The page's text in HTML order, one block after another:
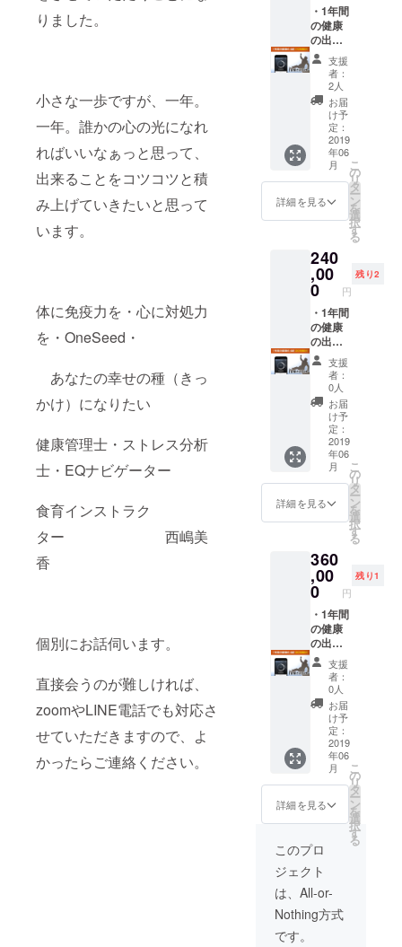
りました。
小さな一歩ですが、一年。
一年。誰かの心の光になれ
ればいいなぁっと思って、
出来ることをコツコツと積
み上げていきたいと思って
います。
体に免疫力を・心に対処力
を・OneSeed・
あなたの幸せの種（きっ
かけ）になりたい
健康管理士・ストレス分析
士・EQナビゲーター
食育インストラク
ター 西嶋美
香
個別にお話伺います。
直接会うのが難しければ、
zoomやLINE電話でも対応さ
せていただきますので、よ
かったらご連絡ください。
ただき
ます。
測定お
よびカ
ウンセ
リング
時間は
約15分
です。
〜カウ
ンセリ
ング会
場〜 広
川町に
ス“広川
テラ
ス”に
て、健
康づく
りワー
ク
ショッ
プとカ
ウンセ
リング
を毎月
開催し
ていま
す。事
前にご
予約の
上お越
日時は
サンク
スレ
ターに
てお知
らせい
たしま
す。 ※
カウン
セリン
グは完
全予約
制で
す。開
催日1週
間前ま
でにお
電話で
い。 ※
パス
ポート
の有効
期限は1
年間で
の上、
健康の
アドバ
イスや
カウン
セリン
グをさ
せてい
ただき
ます。
お一人
にかか
る測定
および
カウン
セリン
は約15
分で
す。
（合計
75分）
※5名未
満の会
社様の
場合、
カウン
セリン
グ時間
を延長
して調
整いた
しま
す。 ※
和歌山
県外の
会社様
合、別
途実費
分の交
通費を
お願い
いたし
ます。
・すこ
やかセ
ミナー
（1回）
御社へ
の訪問
初月
に、健
康の最
新情報
をセミ
ナー形
式でお
伝えし
ます。
★月額
たった
926円
（税
・1年間
の健康
の出前
（10名
様分）
毎月1回
（年12
回）御
社へ訪
問させ
ていた
だきま
す。10
名様お
一人お
ひとり
て、ス
マート
パルス
で測定
の上、
健康の
アドバ
イスや
カウン
セリン
グをさ
せてい
ただき
ます。
お一人
にかか
る測定
および
カウン
セリン
は約15
分で
す。
（合計
150分）
※10名未
満の会
社様の
場合、
カウン
セリン
グ時間
を延長
して調
整いた
しま
す。 ※
和歌山
県外の
会社様
の場
合、別
途実費
分の交
通費を
お願い
支援
者：
2人
お届
け予
定：
2019
年06
月
詳細を見る
こ
の
リ
タ
ー
ン
を
選
択
す
る
240
,00
0 円
残り2
・1年間
の健康
の出前
（20名
様分）
毎月1回
（年12
回）御
社へ訪
問させ
ていた
だきま
す。20
名様お
一人お
ひとり
て、ス
マート
パルス
で測定
の上、
健康の
アドバ
イスや
カウン
セリン
グをさ
せてい
ただき
ます。
お一人
にかか
る測定
および
カウン
セリン
グ時間
は約15
分で
す。
（合計
300分）
支援
者：
0人
お届
け予
定：
2019
年06
月
詳細を見る
こ
の
リ
タ
ー
ン
を
選
択
す
る
360
,00
0 円
残り1
・1年間
の健康
の出前
（30名
様分）
毎月1回
（年12
回）御
社へ訪
問させ
ていた
だきま
す。30
名様お
一人お
ひとり
に対し
て、ス
マート
パルス
で測定
の上、
支援
者：
0人
お届
け予
定：
2019
年06
月
詳細を見る
こ
の
リ
タ
ー
ン
を
選
択
す
る
このプロ
ジェクト
は、All-or-
Nothing方式
です。